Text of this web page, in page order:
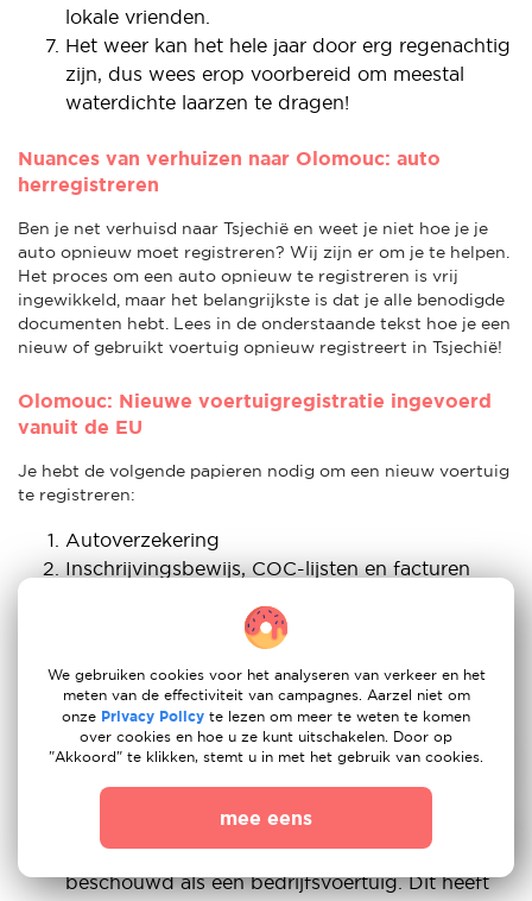
lokale vrienden.
Het weer kan het hele jaar door erg regenachtig
zijn, dus wees erop voorbereid om meestal
waterdichte laarzen te dragen!
Nuances van verhuizen naar Olomouc: auto
herregistreren
Ben je net verhuisd naar Tsjechië en weet je niet hoe je je
auto opnieuw moet registreren? Wij zijn er om je te helpen.
Het proces om een auto opnieuw te registreren is vrij
ingewikkeld, maar het belangrijkste is dat je alle benodigde
documenten hebt. Lees in de onderstaande tekst hoe je een
nieuw of gebruikt voertuig opnieuw registreert in Tsjechië!
Olomouc: Nieuwe voertuigregistratie ingevoerd
vanuit de EU
Je hebt de volgende papieren nodig om een nieuw voertuig
te registreren:
Autoverzekering
Inschrijvingsbewijs, COC-lijsten en facturen
Tsjechische verblijfsvergunning: Als Duitse
immigrant is dit onderdeel misschien wel het
belangrijkste voor jou. Zelfs als je een paspoort
van een EU-lidstaat hebt, heb je een Tsjechische
verblijfsvergunning nodig om een nieuw
voertuig te kopen. Als je geen Tsjechische
verblijfsvergunning hebt, kun je een auto
registreren op naam van je bedrijf of onder je
handelslicentie, en het voertuig wordt dan
beschouwd als een bedrijfsvoertuig. Dit heeft
We gebruiken cookies voor het analyseren van verkeer en het
meten van de effectiviteit van campagnes. Aarzel niet om
onze Privacy Policy te lezen om meer te weten te komen
over cookies en hoe u ze kunt uitschakelen. Door op
"Akkoord" te klikken, stemt u in met het gebruik van cookies.
mee eens